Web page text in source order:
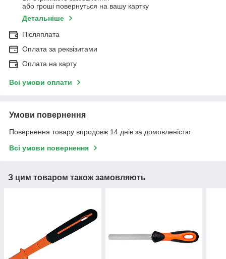
або гроші повернуться на вашу картку
Детальніше
Післяплата
Оплата за реквізитами
Оплата на карту
Всі умови оплати
Умови повернення
Повернення товару впродовж 14 днів за домовленістю
Всі умови повернення
З цим товаром також замовляють